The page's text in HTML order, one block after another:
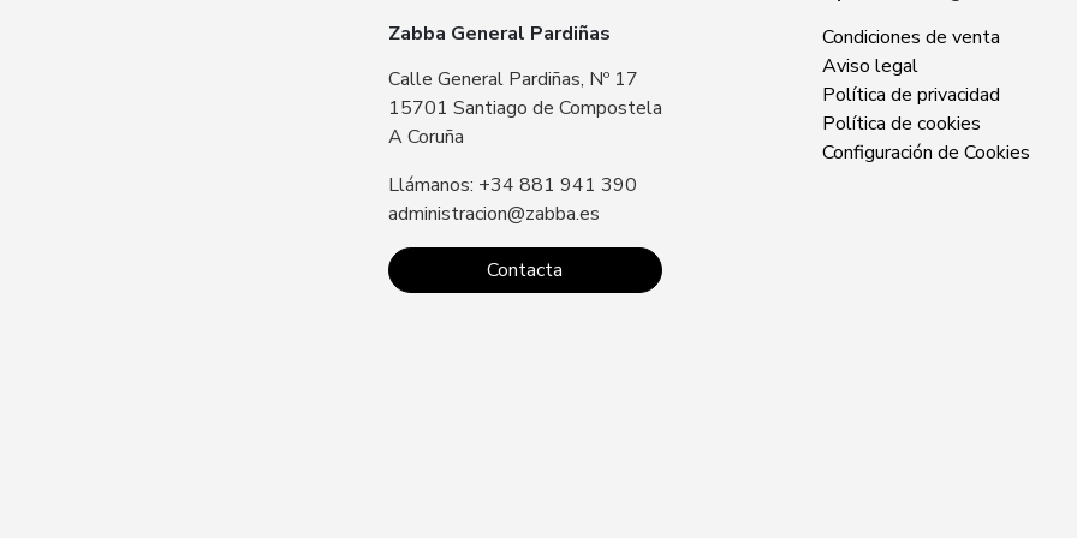
Zabba General Pardiñas
Calle General Pardiñas, Nº 17
15701 Santiago de Compostela
A Coruña
Llámanos: +34 881 941 390
administracion@zabba.es
Contacta
Zabba Area
15707 Santiago
Sin especificar
Condiciones de venta
Aviso legal
Política de privacidad
Política de cookies
Configuración de Cookies